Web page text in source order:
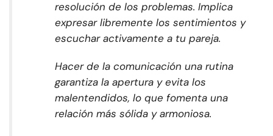
resolución de los problemas. Implica
expresar libremente los sentimientos y
escuchar activamente a tu pareja.
Hacer de la comunicación una rutina
garantiza la apertura y evita los
malentendidos, lo que fomenta una
relación más sólida y armoniosa.